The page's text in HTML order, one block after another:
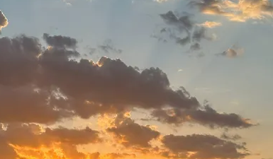
номера на сайте Суточно.ру